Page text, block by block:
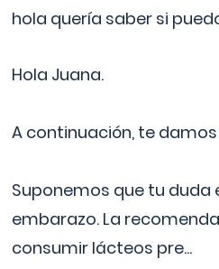
hola quería saber si
Hola Juana.
A continuación, te
Suponemos que tu
embarazo. La
consumir lácteos pre...